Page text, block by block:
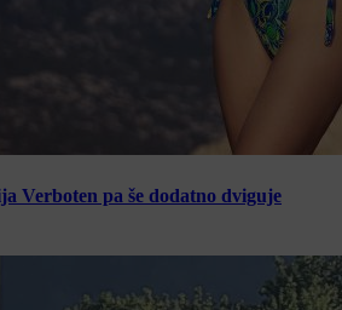
Verboten pa še dodatno dviguje